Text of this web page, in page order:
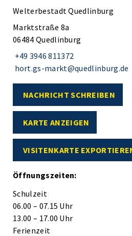
Welterbestadt Quedlinburg
Marktstraße 8a
06484 Quedlinburg
+49 3946 811372
hort.gs-markt@quedlinburg.de
NACHRICHT SCHREIBEN
KARTE ANZEIGEN
VISITENKARTE
Öffnungszeiten:
Schulzeit
06.00 – 07.15 Uhr
13.00 – 17.00 Uhr
Ferienzeit